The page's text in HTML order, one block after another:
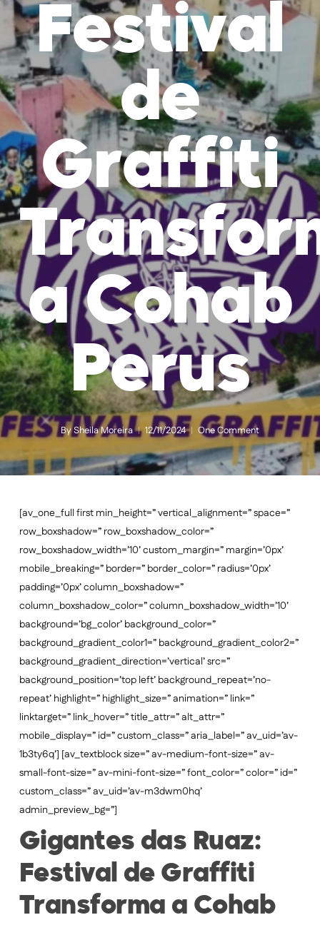
Festival
de
Graffiti
a Cohab
Perus
BySheila Moreira 12/11/2024 One Comment
[av_one_full first min_height=” vertical_alignment=” space=”
row_boxshadow=” row_boxshadow_color=”
row_boxshadow_width=’10’ custom_margin=” margin=’0px’
mobile_breaking=” border=” border_color=” radius=’0px’
padding=’0px’ column_boxshadow=”
column_boxshadow_color=” column_boxshadow_width=’10’
background=’bg_color’ background_color=”
background_gradient_color1=” background_gradient_color2=”
background_gradient_direction=’vertical’ src=”
background_position=’top left’ background_repeat=’no-
repeat’ highlight=” highlight_size=” animation=” link=”
linktarget=” link_hover=” title_attr=” alt_attr=”
mobile_display=” id=” custom_class=” aria_label=” av_uid=’av-
1b3ty6q’] [av_textblock size=” av-medium-font-size=” av-
small-font-size=” av-mini-font-size=” font_color=” color=” id=”
custom_class=” av_uid=’av-m3dwm0hq’
admin_preview_bg=”]
Gigantes das Ruaz:
Festival de Graffiti
Transforma a Cohab